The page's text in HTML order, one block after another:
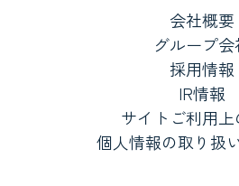
会社概要
グループ会
採用情報
IR情報
サイトご利用
個人情報の取り扱